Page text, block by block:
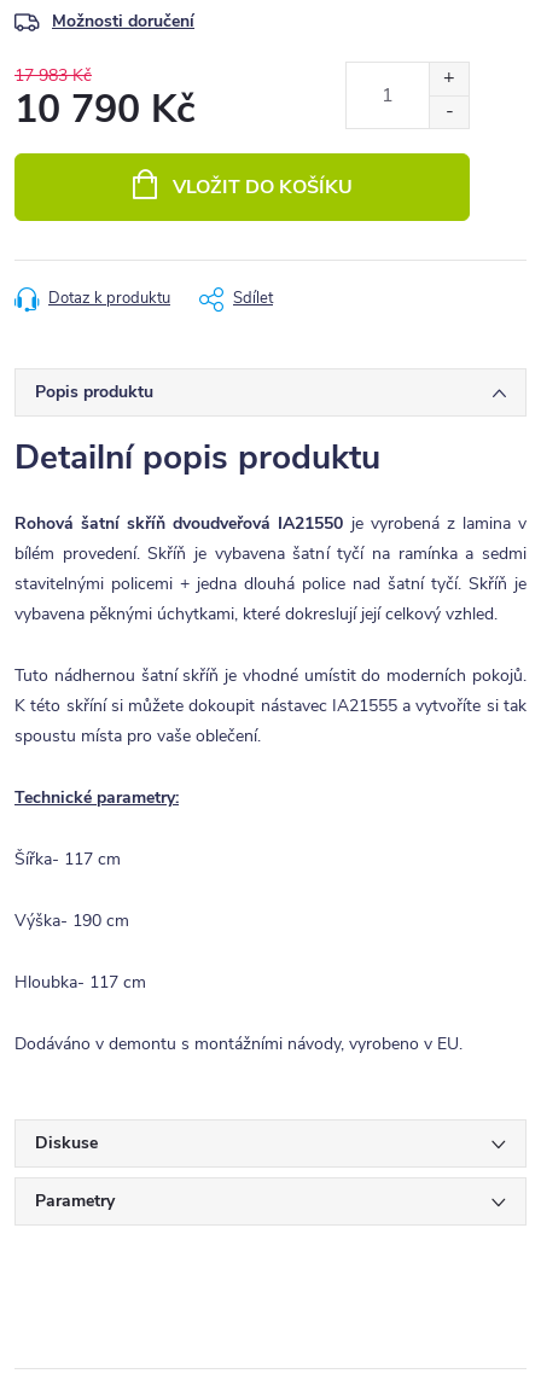
Možnosti doručení
17 983 Kč
10 790 Kč
VLOŽIT DO KOŠÍKU
Dotaz k produktu Sdílet
Popis produktu
Detailní popis produktu
Rohová šatní skříň dvoudveřová IA21550 je vyrobená z lamina v
bílém provedení. Skříň je vybavena šatní tyčí na ramínka a sedmi
stavitelnými policemi + jedna dlouhá police nad šatní tyčí. Skříň je
vybavena pěknými úchytkami, které dokreslují její celkový vzhled.
Tuto nádhernou šatní skříň je vhodné umístit do moderních pokojů.
K této skříní si můžete dokoupit nástavec IA21555 a vytvoříte si tak
spoustu místa pro vaše oblečení.
Technické parametry:
Šířka- 117 cm
Výška- 190 cm
Hloubka- 117 cm
Dodáváno v demontu s montážními návody, vyrobeno v EU.
Diskuse
Parametry